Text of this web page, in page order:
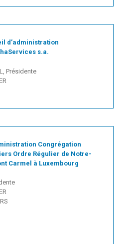
d’administration
s.a.
Présidente
Congrégation
Ordre Régulier de Notre-
Carmel à Luxembourg